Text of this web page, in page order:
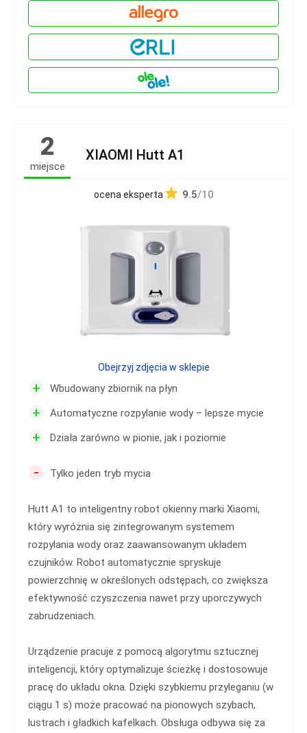
2
miejsce
XIAOMI Hutt A1
ocena eksperta 9.5/10
+ Wbudowany zbiornik na płyn
+ Automatyczne rozpylanie wody – lepsze mycie
+ Działa zarówno w pionie, jak i poziomie
- Tylko jeden tryb mycia
Hutt A1 to inteligentny robot okienny marki Xiaomi,
który wyróżnia się zintegrowanym systemem
rozpylania wody oraz zaawansowanym układem
czujników. Robot automatycznie spryskuje
powierzchnię w określonych odstępach, co zwiększa
efektywność czyszczenia nawet przy uporczywych
zabrudzeniach.
Urządzenie pracuje z pomocą algorytmu sztucznej
inteligencji, który optymalizuje ścieżkę i dostosowuje
pracę do układu okna. Dzięki szybkiemu przyleganiu (w
ciągu 1 s) może pracować na pionowych szybach,
lustrach i gładkich kafelkach. Obsługa odbywa się za
Obejrzyj zdjęcia w sklepie